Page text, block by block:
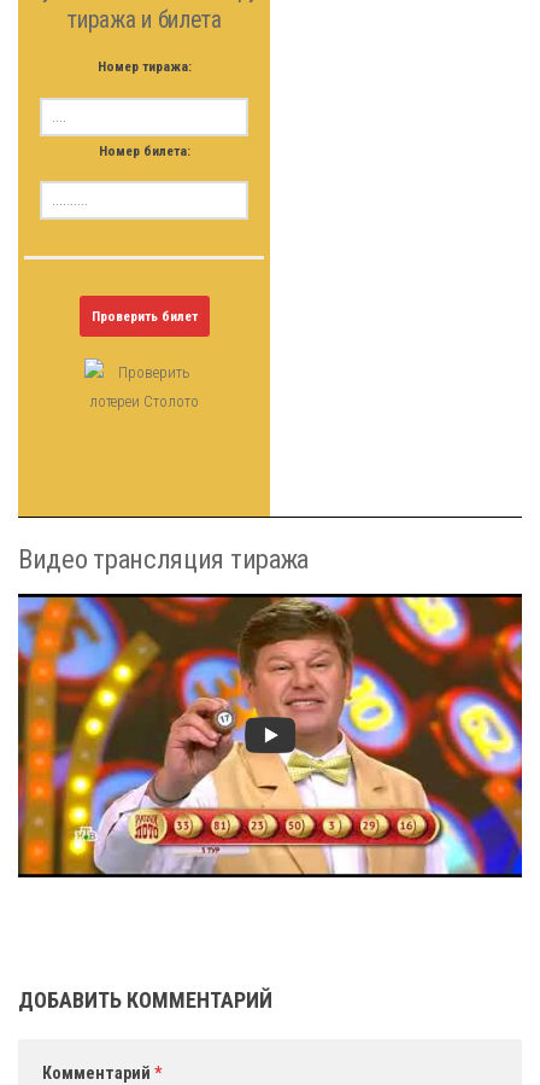
тиража и билета
Номер тиража:
Номер билета:
Проверить билет
Видео трансляция тиража
ДОБАВИТЬ КОММЕНТАРИЙ
Комментарий *